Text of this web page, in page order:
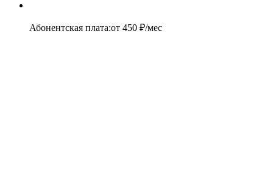
Абонентская плата:от 450 ₽/мес